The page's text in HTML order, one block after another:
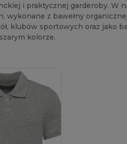
i praktycznej garderoby. W
wykonane z bawełny
klubów sportowych oraz jako
kolorze.